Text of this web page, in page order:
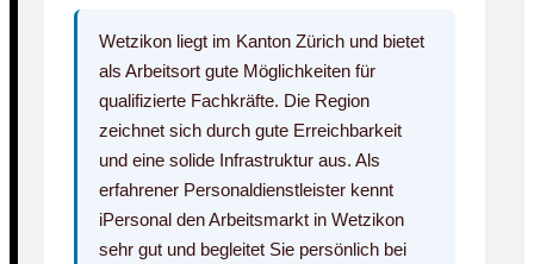
Wetzikon liegt im Kanton Zürich und bietet
als Arbeitsort gute Möglichkeiten für
qualifizierte Fachkräfte. Die Region
zeichnet sich durch gute Erreichbarkeit
und eine solide Infrastruktur aus. Als
erfahrener Personaldienstleister kennt
iPersonal den Arbeitsmarkt in Wetzikon
sehr gut und begleitet Sie persönlich bei